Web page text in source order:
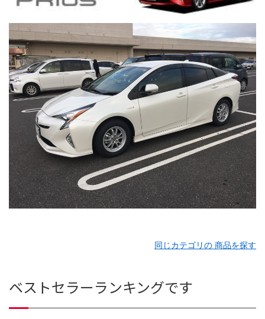
同じカテゴリの 商品を探す
ベストセラーランキングです